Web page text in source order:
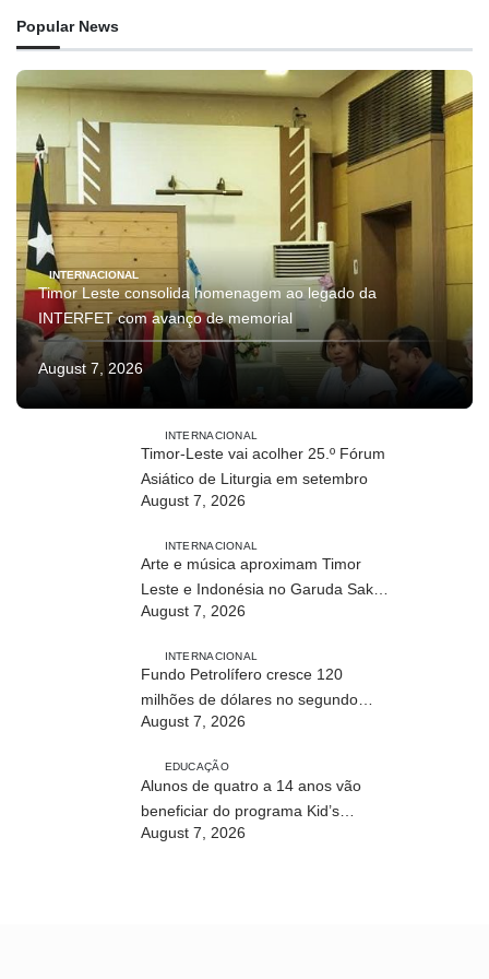
Popular News
INTERNACIONAL
Timor Leste consolida homenagem ao legado da
INTERFET com avanço de memorial
August 7, 2026
INTERNACIONAL
Timor-Leste vai acolher 25.º Fórum
Asiático de Liturgia em setembro
August 7, 2026
INTERNACIONAL
Arte e música aproximam Timor
Leste e Indonésia no Garuda Sakti
Crossborder Fest 2026
August 7, 2026
INTERNACIONAL
Fundo Petrolífero cresce 120
milhões de dólares no segundo
trimestre
August 7, 2026
EDUCAÇÃO
Alunos de quatro a 14 anos vão
beneficiar do programa Kid’s
Athletics
August 7, 2026